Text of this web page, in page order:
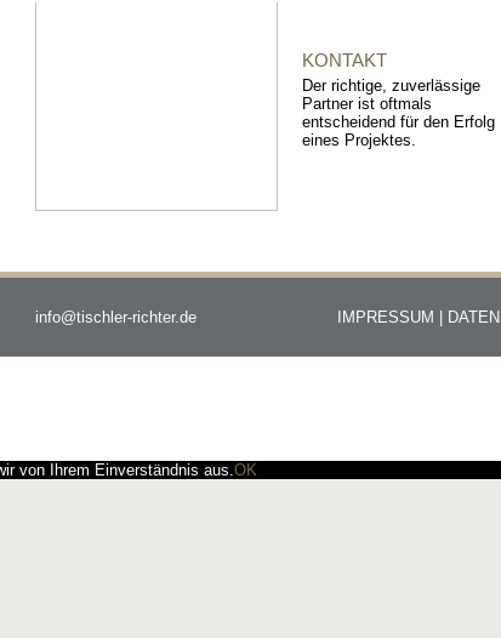
KONTAKT
Der richtige, zuverlässige
Partner ist oftmals
entscheidend für den Erfolg
eines Projektes.
info@tischler-richter.de
IMPRESSUM |
von Ihrem Einverständnis aus.OK